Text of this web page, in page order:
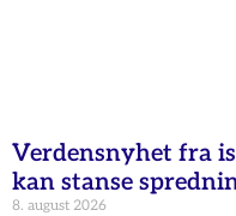
Verdensnyhet fra
kan stanse
8. august 2026